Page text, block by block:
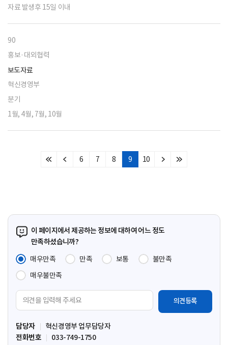
자료 발생후 15일 이내
90
홍보·대외협력
보도자료
혁신경영부
분기
1월, 4월, 7월, 10월
처
이
6 7 8 9 10
다
마
이 페이지에서 제공하는 정보에 대하여 어느 정도
만족하셨습니까?
매우만족
만족 보통
불만족
매우불만족
견
입
력
담당자
혁신경영부 업무담당자
전화번호
033-749-1750